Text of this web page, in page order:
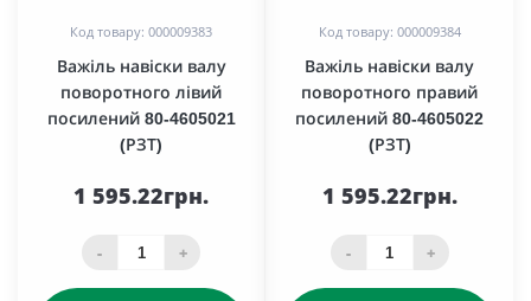
Код товару: 000009383
Важіль навіски валу
поворотного лівий
посилений 80-4605021
(РЗТ)
1 595.22грн.
- +
Код товару: 000009384
Важіль навіски валу
поворотного правий
посилений 80-4605022
(РЗТ)
1 595.22грн.
- +